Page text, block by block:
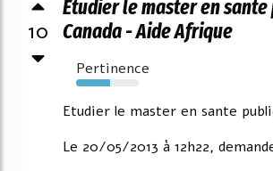
10
Etudier le master en
Canada - Aide Afrique
Pertinence
54%
Etudier le master en sante
Le 20/05/2013 à 12h22,